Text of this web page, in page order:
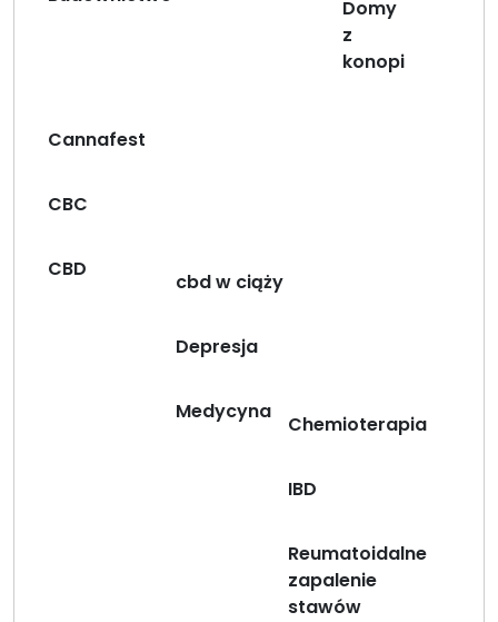
Domy
z
konopi
Cannafest
CBC
CBD
cbd w ciąży
Depresja
Medycyna
Chemioterapia
IBD
Reumatoidalne
zapalenie
stawów